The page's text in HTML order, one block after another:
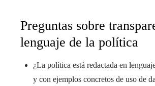
Preguntas sobre
lenguaje de la política
¿La política está redactada en
y con ejemplos concretos de uso de